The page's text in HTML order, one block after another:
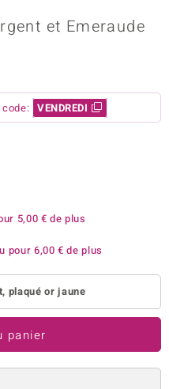
et Emeraude
VENDREDI
5,00 € de plus
pour 6,00 € de plus
plaqué or jaune
panier